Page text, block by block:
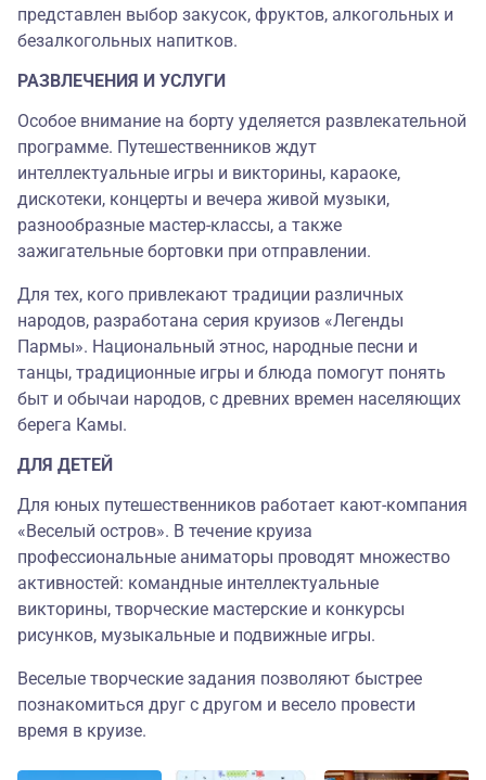
представлен выбор закусок, фруктов, алкогольных и
безалкогольных напитков.
РАЗВЛЕЧЕНИЯ И УСЛУГИ
Особое внимание на борту уделяется развлекательной
программе. Путешественников ждут
интеллектуальные игры и викторины, караоке,
дискотеки, концерты и вечера живой музыки,
разнообразные мастер-классы, а также
зажигательные бортовки при отправлении.
Для тех, кого привлекают традиции различных
народов, разработана серия круизов «Легенды
Пармы». Национальный этнос, народные песни и
танцы, традиционные игры и блюда помогут понять
быт и обычаи народов, с древних времен населяющих
берега Камы.
ДЛЯ ДЕТЕЙ
Для юных путешественников работает кают-компания
«Веселый остров». В течение круиза
профессиональные аниматоры проводят множество
активностей: командные интеллектуальные
викторины, творческие мастерские и конкурсы
рисунков, музыкальные и подвижные игры.
Веселые творческие задания позволяют быстрее
познакомиться друг с другом и весело провести
время в круизе.